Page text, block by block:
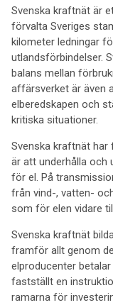
Svenska kraftnät är
förvalta Sveriges
kilometer ledningar
utlandsförbindelser.
balans mellan
affärsverket är även
elberedskapen och
kritiska situationer.
Svenska kraftnät har
är att underhålla och
för el. På
från vind-, vatten-
som för elen vidare
Svenska kraftnät
framför allt genom
elproducenter
fastställt en
ramarna för